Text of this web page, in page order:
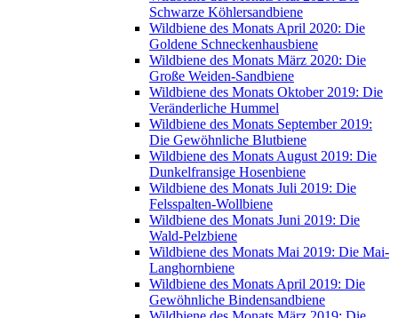
Schwarze Köhlersandbiene
Wildbiene des Monats April 2020: Die
Goldene Schneckenhausbiene
Wildbiene des Monats März 2020: Die
Große Weiden-Sandbiene
Wildbiene des Monats Oktober 2019: Die
Veränderliche Hummel
Wildbiene des Monats September 2019:
Die Gewöhnliche Blutbiene
Wildbiene des Monats August 2019: Die
Dunkelfransige Hosenbiene
Wildbiene des Monats Juli 2019: Die
Felsspalten-Wollbiene
Wildbiene des Monats Juni 2019: Die
Wald-Pelzbiene
Wildbiene des Monats Mai 2019: Die Mai-
Langhornbiene
Wildbiene des Monats April 2019: Die
Gewöhnliche Bindensandbiene